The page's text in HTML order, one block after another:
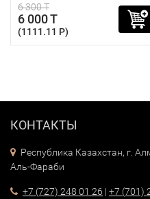
6 300 T
6 000 T
(1111.11 P)
КОНТАКТЫ
Республика Казахстан, г.
Аль-Фараби
+7 (727) 248 01 26 | +7 (701)